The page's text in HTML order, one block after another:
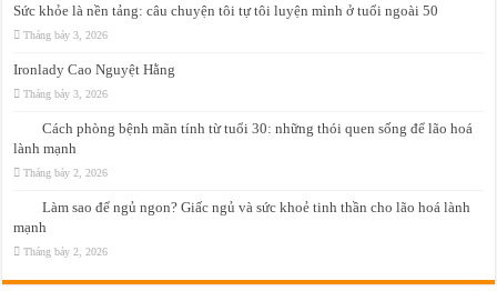
Sức khỏe là nền tảng: câu chuyện tôi tự tôi luyện mình ở tuổi ngoài 50
Tháng bảy 3, 2026
Ironlady Cao Nguyệt Hằng
Tháng bảy 3, 2026
Cách phòng bệnh mãn tính từ tuổi 30: những thói quen sống để lão hoá
lành mạnh
Tháng bảy 2, 2026
Làm sao để ngủ ngon? Giấc ngủ và sức khoẻ tinh thần cho lão hoá lành
mạnh
Tháng bảy 2, 2026